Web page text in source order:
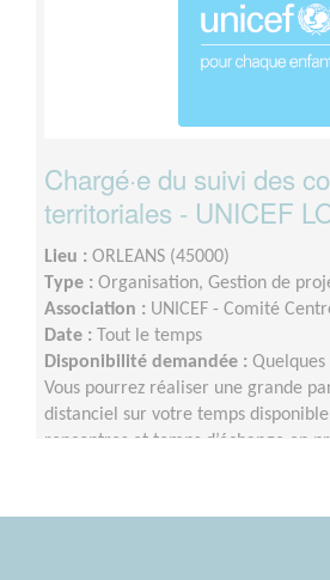
Chargé·e du suivi des
territoriales - UNICEF
Lieu : ORLEANS (45000)
Type : Organisation, Gestion de
Association : UNICEF - Comité
Date :
Tout le temps
Disponibilité demandée :
Vous pourrez réaliser une grande
distanciel sur votre temps
rencontres et temps d’échange en